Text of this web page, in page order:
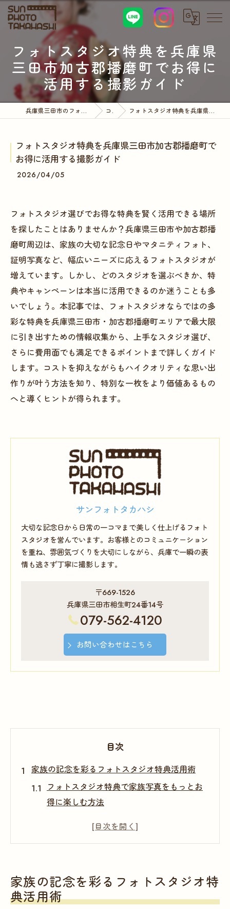
フォトスタジオ特典を兵庫県
三田市加古郡播磨町でお得に
活用する撮影ガイド
兵庫県三田市のフォトスタジオならサンフォトタカハシ コラム フォトスタジオ特典を兵庫県三田市加古郡播磨町でお得に活用する撮影ガイド
フォトスタジオ特典を兵庫県三田市加古郡播磨町で
お得に活用する撮影ガイド
2026/04/05
フォトスタジオ選びでお得な特典を賢く活用できる場所
を探したことはありませんか？兵庫県三田市や加古郡播
磨町周辺は、家族の大切な記念日やマタニティフォト、
証明写真など、幅広いニーズに応えるフォトスタジオが
増えています。しかし、どのスタジオを選ぶべきか、特
典やキャンペーンは本当に活用できるのか迷うことも多
いでしょう。本記事では、フォトスタジオならではの多
彩な特典を兵庫県三田市・加古郡播磨町エリアで最大限
に引き出すための情報収集から、上手なスタジオ選び、
さらに費用面でも満足できるポイントまで詳しくガイド
します。コストを抑えながらもハイクオリティな思い出
作りが叶う方法を知り、特別な一枚をより価値あるもの
へと導くヒントが得られます。
サンフォトタカハシ
大切な記念日から日常の一コマまで美しく仕上げるフォト
スタジオを営んでいます。お客様とのコミュニケーション
を重ね、雰囲気づくりを大切にしながら、兵庫で一瞬の表
情も逃さず丁寧に撮影します。
〒669-1526
兵庫県三田市相生町24番14号
079-562-4120
お問い合わせはこちら
目次
家族の記念を彩るフォトスタジオ特典活用術
フォトスタジオ特典で家族写真をもっとお
得に楽しむ方法
三田市のフォトスタジオ活用で記念日が特
家族イベントに適したフォトスタジオ選び
のポイント
家族の記念を彩るフォトスタジオ特
典活用術